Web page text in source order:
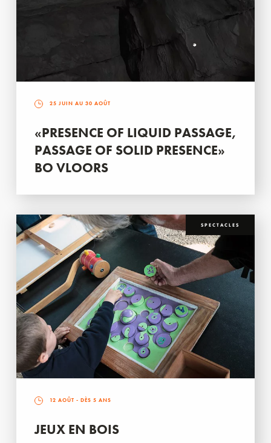
25 JUIN AU 30 AOÛT
«PRESENCE OF LIQUID PASSAGE,
PASSAGE OF SOLID PRESENCE»
BO VLOORS
SPECTACLES
12 AOÛT - DÈS 5 ANS
JEUX EN BOIS